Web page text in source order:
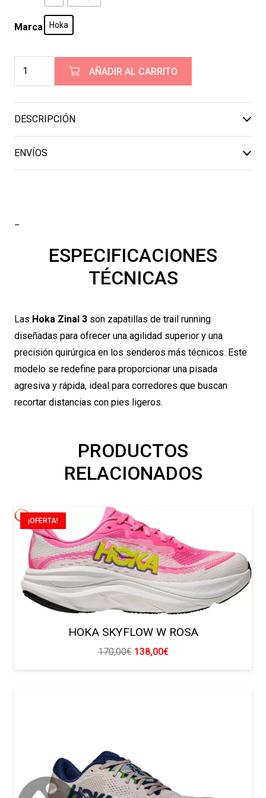
Marca Hoka
cantidad
AÑADIR AL CARRITO
DESCRIPCIÓN
ENVÍOS
ESPECIFICACIONES
TÉCNICAS
Las Hoka Zinal 3 son zapatillas de trail running
diseñadas para ofrecer una agilidad superior y una
precisión quirúrgica en los senderos más técnicos. Este
modelo se redefine para proporcionar una pisada
agresiva y rápida, ideal para corredores que buscan
recortar distancias con pies ligeros.
PRODUCTOS
RELACIONADOS
¡OFERTA!
HOKA SKYFLOW W ROSA
170,00€ El
precio
138,00€El
precio